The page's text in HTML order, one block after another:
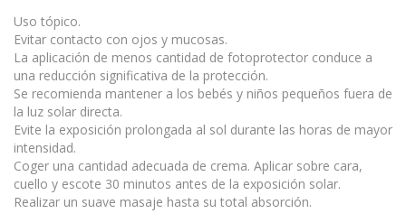
Uso tópico.
Evitar contacto con ojos y mucosas.
La aplicación de menos cantidad de fotoprotector conduce a
una reducción significativa de la protección.
Se recomienda mantener a los bebés y niños pequeños fuera de
la luz solar directa.
Evite la exposición prolongada al sol durante las horas de mayor
intensidad.
Coger una cantidad adecuada de crema. Aplicar sobre cara,
cuello y escote 30 minutos antes de la exposición solar.
Realizar un suave masaje hasta su total absorción.